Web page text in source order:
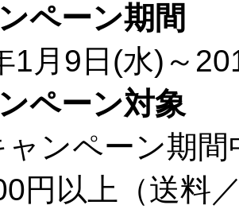
ペーン期間
1月9日(水)～
ペーン対象
ャンペーン期
円以上（送料